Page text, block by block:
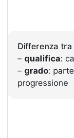
Differenza tra
– qualifica:
– grado:
progressione